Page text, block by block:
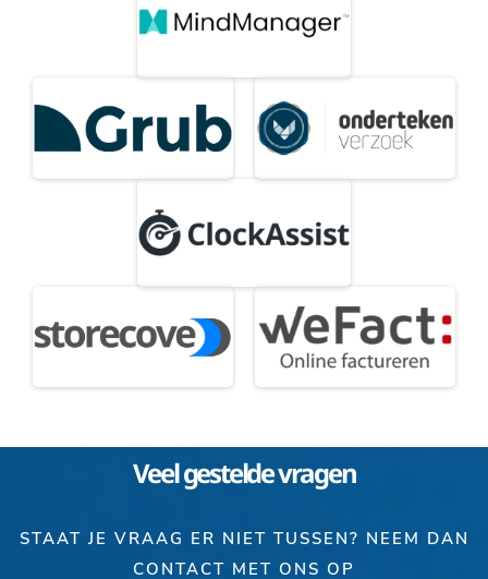
Veel gestelde vragen
STAAT JE VRAAG ER NIET TUSSEN? NEEM DAN
CONTACT MET ONS OP